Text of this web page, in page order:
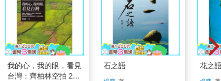
我的心，我的眼，看見
台灣：齊柏林空拍 20
石之語 花之